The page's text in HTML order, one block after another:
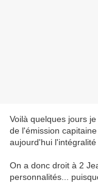
Voilà quelques jours
de l'émission
aujourd'hui
On a donc droit à 2
personnalités...